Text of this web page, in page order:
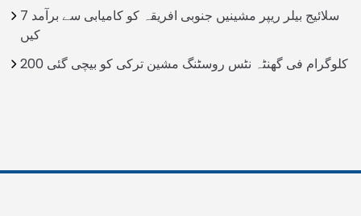
7 سلائیج بیلر ریپر مشینیں جنوبی افریقہ کو کامیابی سے برآمد
کیں
200 کلوگرام فی گھنٹہ نٹس روسٹنگ مشین ترکی کو بیچی گئی